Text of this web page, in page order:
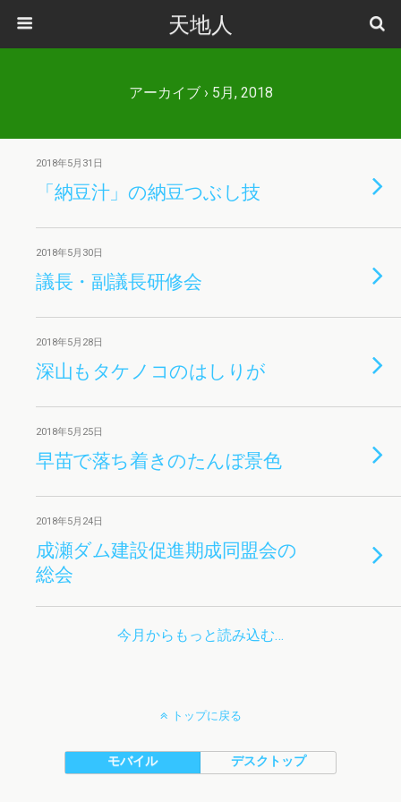
天地人
アーカイブ › 5月, 2018
2018年5月31日
「納豆汁」の納豆つぶし技
2018年5月30日
議長・副議長研修会
2018年5月28日
深山もタケノコのはしりが
2018年5月25日
早苗で落ち着きのたんぼ景色
2018年5月24日
成瀬ダム建設促進期成同盟会の
総会
今月からもっと読み込む…
トップに戻る
モバイル デスクトップ